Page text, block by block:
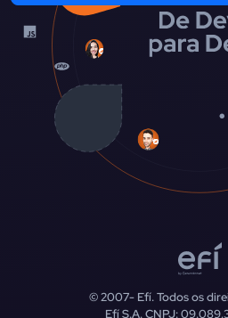
© 2007-Efí. Todos os
Efí S.A. CNPJ: